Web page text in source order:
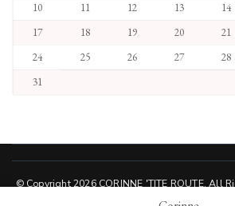
10
11 12 13 14
17
18 19 20 21
24
25 26 27 28
31
© Copyright 2026CORINNE 'TITE ROUTE. All
Rara Themes